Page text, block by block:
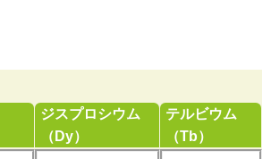
ジスプロシウム
（Dy）
テルビウム
（Tb）